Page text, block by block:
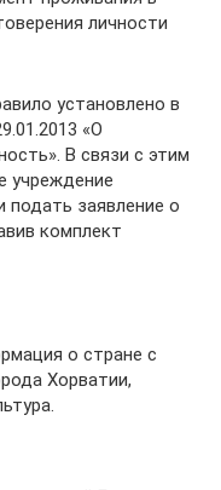
личности
установлено в
«О
В связи с этим
учреждение
подать заявление о
комплект
о стране с
Хорватии,